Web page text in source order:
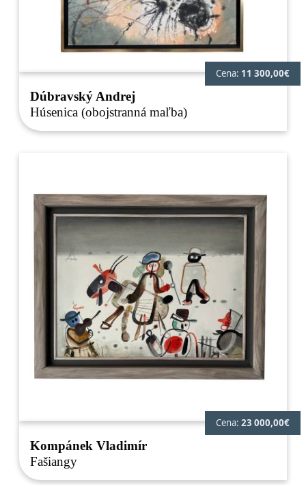
Cena: 11 300,00€
Dúbravský Andrej
Húsenica (obojstranná maľba)
Cena: 23 000,00€
Kompánek Vladimír
Fašiangy